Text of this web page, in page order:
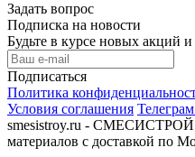
Задать вопрос
Подписка на новости
Будьте в курсе новых акций
Подписаться
Политика
Условия соглашения
smesistroy.ru - СМЕСИСТРОЙ
материалов с доставкой по